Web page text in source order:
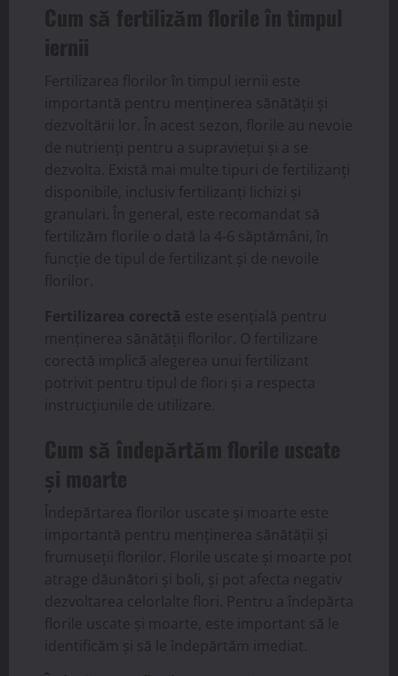
Cum să fertilizăm florile în timpul
iernii
Fertilizarea florilor în timpul iernii este
importantă pentru menținerea sănătății și
dezvoltării lor. În acest sezon, florile au nevoie
de nutrienți pentru a supraviețui și a se
dezvolta. Există mai multe tipuri de fertilizanți
disponibile, inclusiv fertilizanți lichizi și
granulari. În general, este recomandat să
fertilizăm florile o dată la 4-6 săptămâni, în
funcție de tipul de fertilizant și de nevoile
florilor.
Fertilizarea corectă este esențială pentru
menținerea sănătății florilor. O fertilizare
corectă implică alegerea unui fertilizant
potrivit pentru tipul de flori și a respecta
instrucțiunile de utilizare.
Cum să îndepărtăm florile uscate
și moarte
Îndepărtarea florilor uscate și moarte este
importantă pentru menținerea sănătății și
frumuseții florilor. Florile uscate și moarte pot
atrage dăunători și boli, și pot afecta negativ
dezvoltarea celorlalte flori. Pentru a îndepărta
florile uscate și moarte, este important să le
identificăm și să le îndepărtăm imediat.